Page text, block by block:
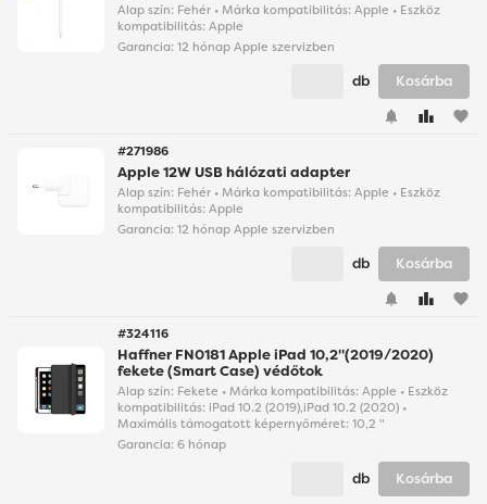
Alap szín: Fehér • Márka kompatibilitás: Apple • Eszköz
kompatibilitás: Apple
Garancia: 12 hónap Apple szervizben
favorite
db Kosárba
#271986
Apple 12W USB hálózati adapter
Alap szín: Fehér • Márka kompatibilitás: Apple • Eszköz
kompatibilitás: Apple
Garancia: 12 hónap Apple szervizben
favorite
db Kosárba
#324116
Haffner FN0181 Apple iPad 10,2"(2019/2020)
fekete (Smart Case) védőtok
Alap szín: Fekete • Márka kompatibilitás: Apple • Eszköz
kompatibilitás: iPad 10.2 (2019),iPad 10.2 (2020) •
Maximális támogatott képernyőméret: 10,2 "
Garancia: 6 hónap
db Kosárba